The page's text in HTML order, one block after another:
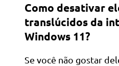
Como desativar
translúcidos da
Windows 11?
Se você não gostar